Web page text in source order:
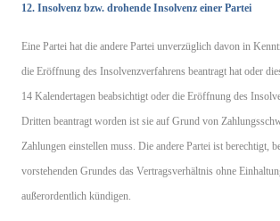
12. Insolvenz bzw. drohende Insolvenz einer Partei
Eine Partei hat die andere Partei unverzüglich davon in
die Eröffnung des Insolvenzverfahrens beantragt hat oder
14 Kalendertagen beabsichtigt oder die Eröffnung des
Dritten beantragt worden ist sie auf Grund von
Zahlungen einstellen muss. Die andere Partei ist berechtigt,
vorstehenden Grundes das Vertragsverhältnis ohne
außerordentlich kündigen.